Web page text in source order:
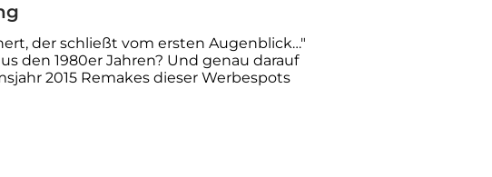
der schließt vom ersten Augenblick…"
den 1980er Jahren? Und genau darauf
2015 Remakes dieser Werbespots